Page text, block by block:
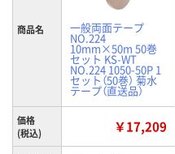
商品名 一般両面テープ
NO.224
10mm×50m 50巻
セット KS-WT
NO.224 1050-50P 1
セット（50巻） 菊水
テープ（直送品）
価格
(税込)
￥17,209